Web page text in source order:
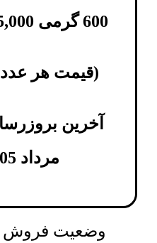
600 گرمی
(قیمت هر عدد
مرداد 1405 است.
وضعیت فروش